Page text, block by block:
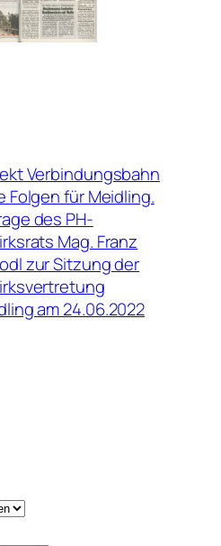
Verbindungsbahn
Folgen für Meidling.
des PH-
Mag. Franz
zur Sitzung der
am 24.06.2022